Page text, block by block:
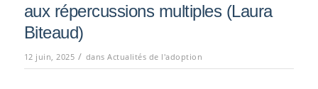
aux répercussions multiples (Laura
Biteaud)
12 juin, 2025 / dansActualités de l'adoption